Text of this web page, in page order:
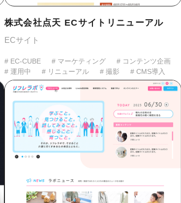
株式会社点天 ECサイトリニューアル
ECサイト
# EC-CUBE # マーケティング
# コンテンツ企画
# 運用中
# リニューアル # 撮影 # CMS導入